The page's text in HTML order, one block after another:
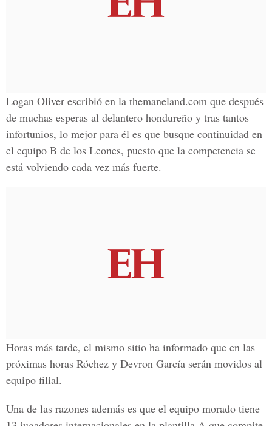
Logan Oliver escribió en la themaneland.com que después
de muchas esperas al delantero hondureño y tras tantos
infortunios, lo mejor para él es que busque continuidad en
el equipo B de los Leones, puesto que la competencia se
está volviendo cada vez más fuerte.
Horas más tarde, el mismo sitio ha informado que en las
próximas horas Róchez y Devron García serán movidos al
equipo filial.
Una de las razones además es que el equipo morado tiene